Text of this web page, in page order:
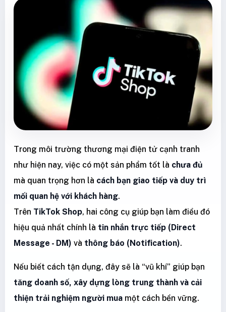
Trong môi trường thương mại điện tử cạnh tranh
như hiện nay, việc có một sản phẩm tốt là chưa đủ
mà quan trọng hơn là cách bạn giao tiếp và duy trì
mối quan hệ với khách hàng.
Trên TikTok Shop, hai công cụ giúp bạn làm điều đó
hiệu quả nhất chính là tin nhắn trực tiếp (Direct
Message - DM) và thông báo (Notification).
Nếu biết cách tận dụng, đây sẽ là “vũ khí” giúp bạn
tăng doanh số, xây dựng lòng trung thành và cải
thiện trải nghiệm người mua một cách bền vững.